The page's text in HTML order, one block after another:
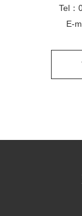
Tel：
E-